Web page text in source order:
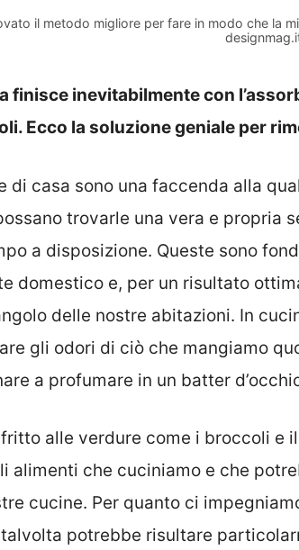
il metodo migliore per fare in modo che la
finisce inevitabilmente con
Ecco la soluzione geniale per
di casa sono una faccenda alla
trovarle una vera e propria
a disposizione. Queste sono
domestico e, per un risultato
delle nostre abitazioni. In
gli odori di ciò che mangiamo
a profumare in un batter
alle verdure come i broccoli e
alimenti che cuciniamo e che
cucine. Per quanto ci
potrebbe risultare